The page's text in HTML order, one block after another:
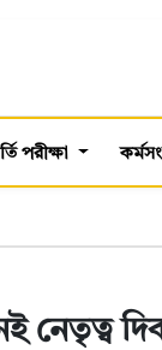
পরীক্ষা
নেতৃত্ব